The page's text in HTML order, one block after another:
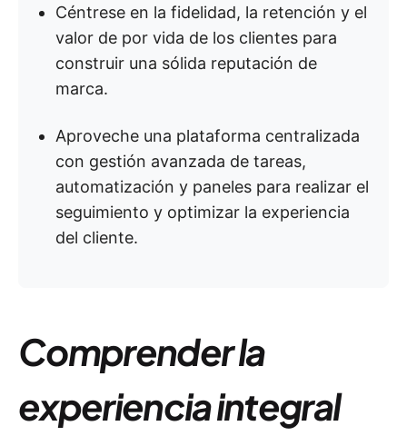
Céntrese en la fidelidad, la retención y el
valor de por vida de los clientes para
construir una sólida reputación de
marca.
Aproveche una plataforma centralizada
con gestión avanzada de tareas,
automatización y paneles para realizar el
seguimiento y optimizar la experiencia
del cliente.
Comprender la
experiencia integral